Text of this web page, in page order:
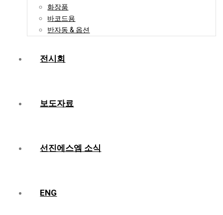
화장품
바코드용
반자동 & 옵션
전시회
보도자료
선진에스엠 소식
ENG